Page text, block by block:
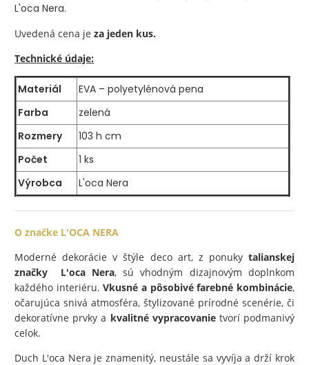
L'oca Nera.
Uvedená cena je za jeden kus.
Technické údaje:
Materiál
EVA – polyetylénová pena
Farba
zelená
Rozmery
103 h cm
Počet
1 ks
Výrobca
L'oca Nera
O značke L'OCA NERA
Moderné dekorácie v štýle deco art, z ponuky talianskej
značky L'oca Nera, sú vhodným dizajnovým doplnkom
každého interiéru.Vkusné a pôsobivé farebné kombinácie,
očarujúca snivá atmosféra, štylizované prírodné scenérie, či
dekoratívne prvky a kvalitné vypracovanietvorí podmanivý
celok.
Duch L'oca Nera je znamenitý, neustále sa vyvíja a drží krok